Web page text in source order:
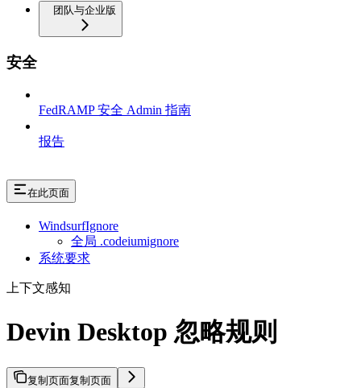
团队与企业版
安全
FedRAMP 安全 Admin 指南
报告
在此页面
WindsurfIgnore
全局 .codeiumignore
系统要求
上下文感知
Devin Desktop 忽略规则
复制页面复制页面